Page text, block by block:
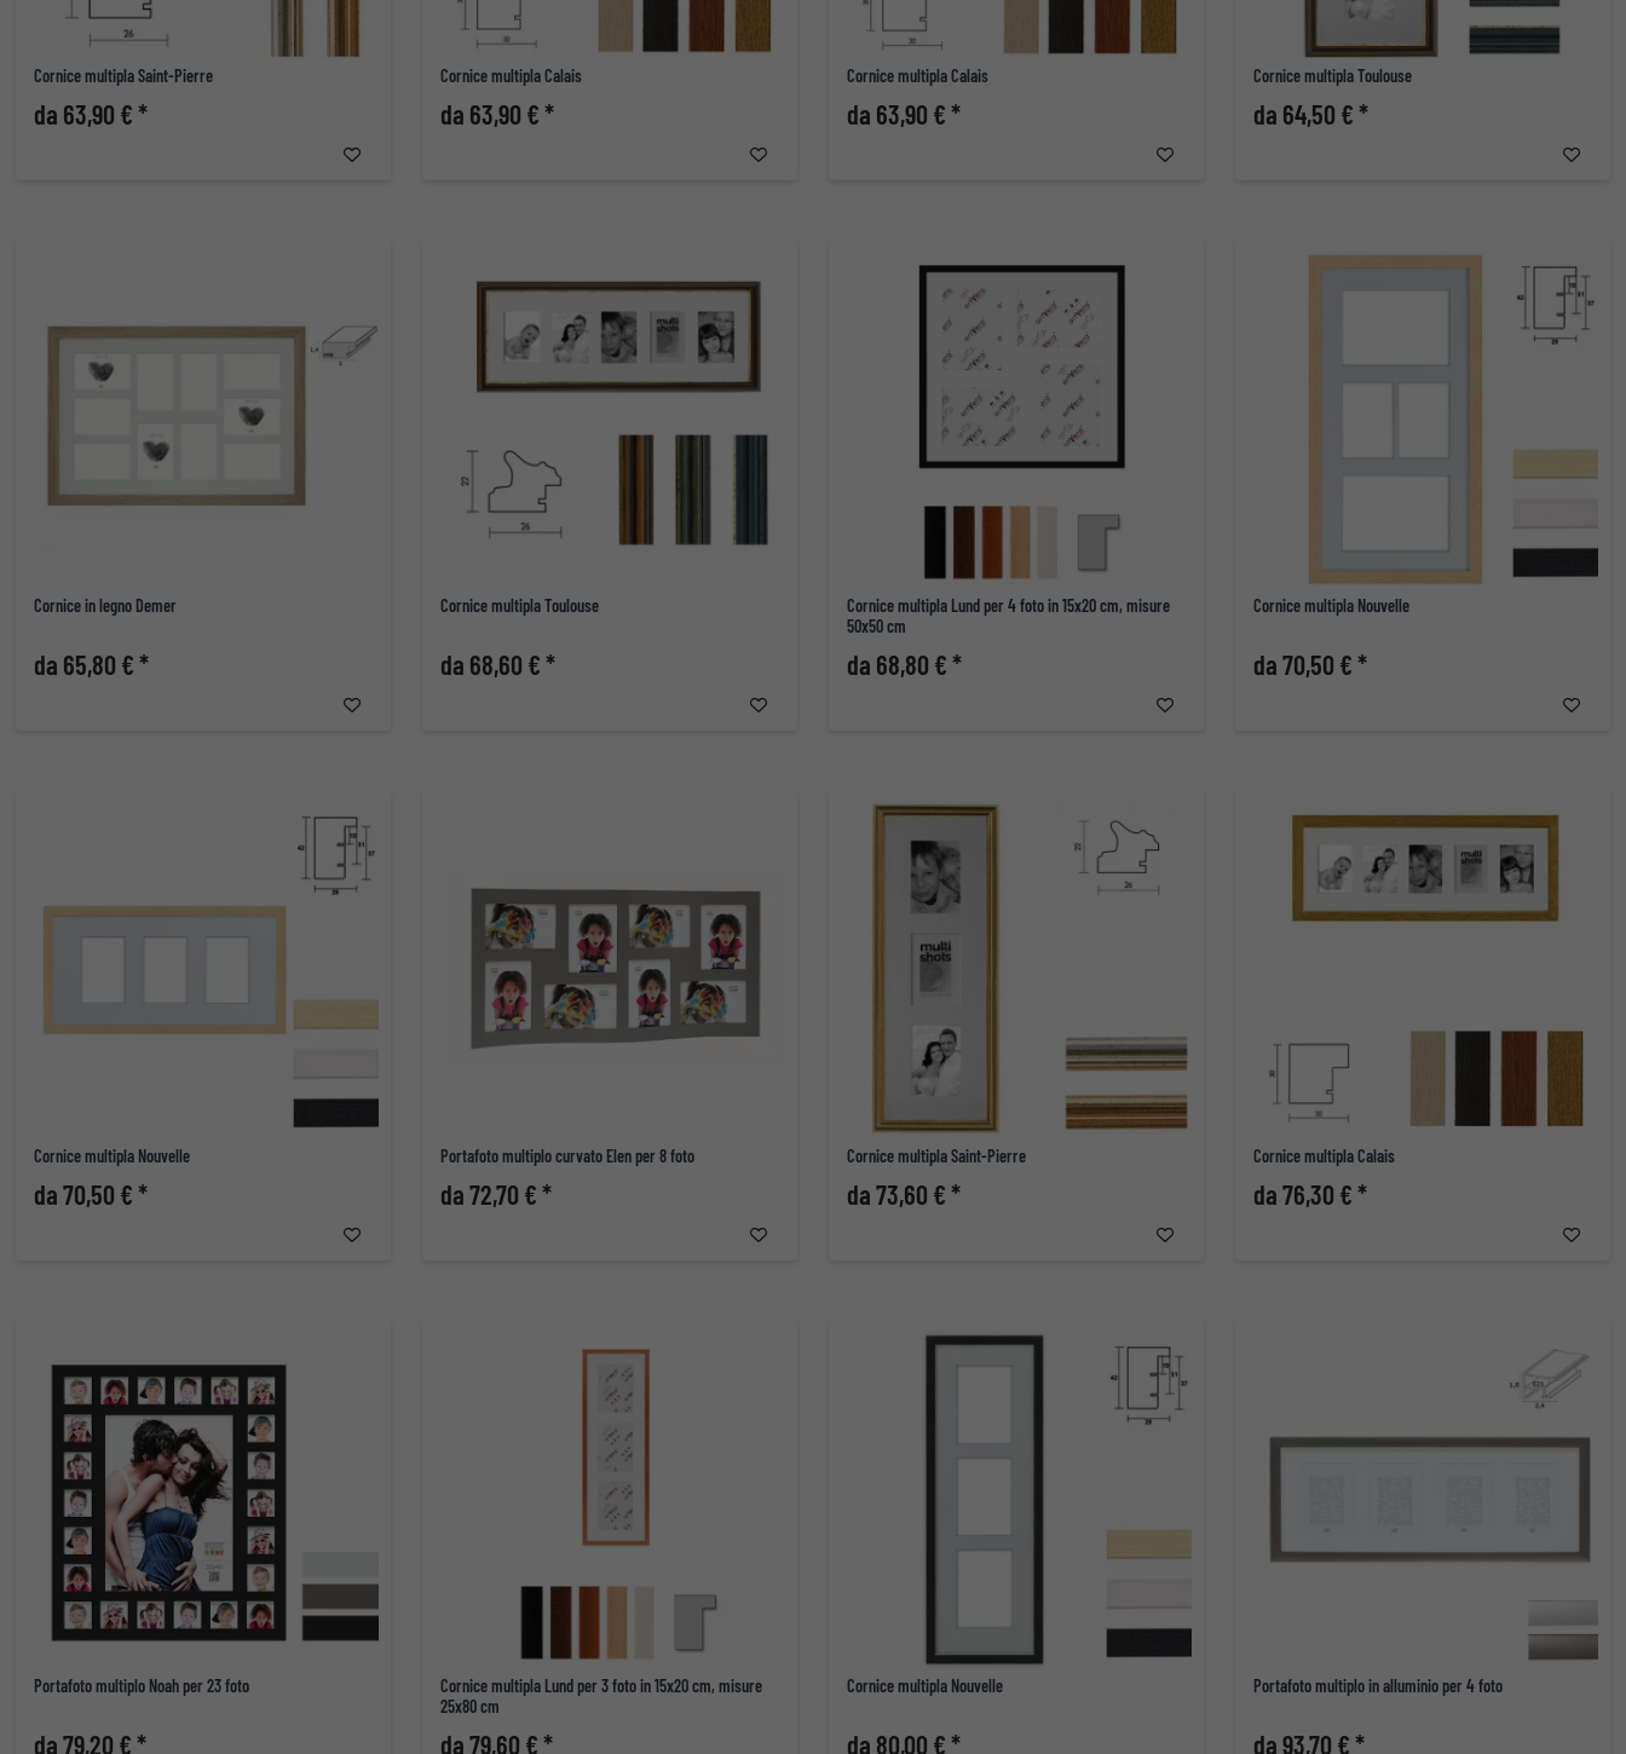
Cornice multipla Saint-Pierre
da 63,90 € *
Cornice multipla Calais
da 63,90 € *
Cornice multipla Calais
da 63,90 € *
Cornice multipla Toulouse
da 64,50 € *
Cornice in legno Demer
da 65,80 € *
Cornice multipla Toulouse
da 68,60 € *
Cornice multipla Lund per 4 foto in 15x20 cm, misure
50x50 cm
da 68,80 € *
Cornice multipla Nouvelle
da 70,50 € *
Cornice multipla Nouvelle
da 70,50 € *
Portafoto multiplo curvato Elen per 8 foto
da 72,70 € *
Cornice multipla Saint-Pierre
da 73,60 € *
Cornice multipla Calais
da 76,30 € *
Portafoto multiplo Noah per 23 foto
da 79,20 € *
Cornice multipla Lund per 3 foto in 15x20 cm, misure
25x80 cm
da 79,60 € *
Cornice multipla Nouvelle
da 80,00 € *
Portafoto multiplo in alluminio per 4 foto
da 93,70 € *